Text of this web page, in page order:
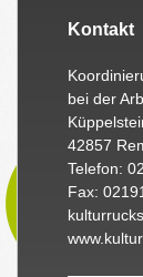
Kontakt
bei der
42857
Telefon:
Fax: